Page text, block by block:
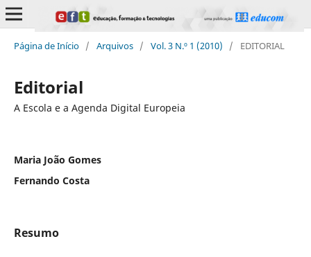
Página de Início / Arquivos / Vol. 3 N.º 1 (2010) / EDITORIAL
Editorial
A Escola e a Agenda Digital Europeia
Maria João Gomes
Fernando Costa
Resumo